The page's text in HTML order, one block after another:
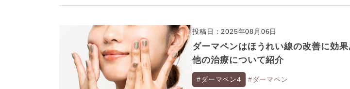
投稿日：2025年08月06日
ダーマペンはほうれい線の改善に効
他の治療について紹介
#ダーマペン4 #ダーマペン